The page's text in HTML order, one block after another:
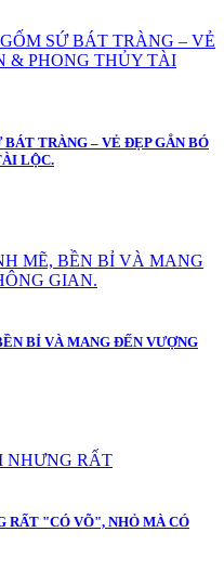
TRÀNG – VẺ ĐẸP GẮN BÓ
LỘC.
BỈ VÀ MANG ĐẾN VƯỢNG
RẤT "CÓ VÕ", NHỎ MÀ CÓ